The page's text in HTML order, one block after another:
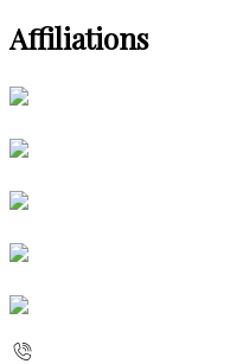
Affiliations